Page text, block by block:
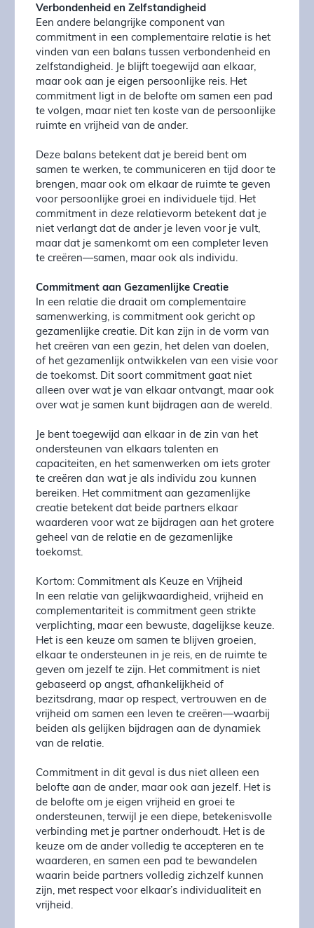
Verbondenheid en Zelfstandigheid
Een andere belangrijke component van
commitment in een complementaire relatie is het
vinden van een balans tussen verbondenheid en
zelfstandigheid. Je blijft toegewijd aan elkaar,
maar ook aan je eigen persoonlijke reis. Het
commitment ligt in de belofte om samen een pad
te volgen, maar niet ten koste van de persoonlijke
ruimte en vrijheid van de ander.
Deze balans betekent dat je bereid bent om
samen te werken, te communiceren en tijd door te
brengen, maar ook om elkaar de ruimte te geven
voor persoonlijke groei en individuele tijd. Het
commitment in deze relatievorm betekent dat je
niet verlangt dat de ander je leven voor je vult,
maar dat je samenkomt om een completer leven
te creëren—samen, maar ook als individu.
Commitment aan Gezamenlijke Creatie
In een relatie die draait om complementaire
samenwerking, is commitment ook gericht op
gezamenlijke creatie. Dit kan zijn in de vorm van
het creëren van een gezin, het delen van doelen,
of het gezamenlijk ontwikkelen van een visie voor
de toekomst. Dit soort commitment gaat niet
alleen over wat je van elkaar ontvangt, maar ook
over wat je samen kunt bijdragen aan de wereld.
Je bent toegewijd aan elkaar in de zin van het
ondersteunen van elkaars talenten en
capaciteiten, en het samenwerken om iets groter
te creëren dan wat je als individu zou kunnen
bereiken. Het commitment aan gezamenlijke
creatie betekent dat beide partners elkaar
waarderen voor wat ze bijdragen aan het grotere
geheel van de relatie en de gezamenlijke
toekomst.
Kortom: Commitment als Keuze en Vrijheid
In een relatie van gelijkwaardigheid, vrijheid en
complementariteit is commitment geen strikte
verplichting, maar een bewuste, dagelijkse keuze.
Het is een keuze om samen te blijven groeien,
elkaar te ondersteunen in je reis, en de ruimte te
geven om jezelf te zijn. Het commitment is niet
gebaseerd op angst, afhankelijkheid of
bezitsdrang, maar op respect, vertrouwen en de
vrijheid om samen een leven te creëren—waarbij
beiden als gelijken bijdragen aan de dynamiek
van de relatie.
Commitment in dit geval is dus niet alleen een
belofte aan de ander, maar ook aan jezelf. Het is
de belofte om je eigen vrijheid en groei te
ondersteunen, terwijl je een diepe, betekenisvolle
verbinding met je partner onderhoudt. Het is de
keuze om de ander volledig te accepteren en te
waarderen, en samen een pad te bewandelen
waarin beide partners volledig zichzelf kunnen
zijn, met respect voor elkaar’s individualiteit en
vrijheid.